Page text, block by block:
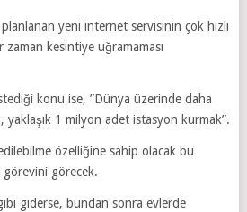
yeni internet servisinin çok hızlı
zaman kesintiye uğramaması
konu ise, ”Dünya üzerinde daha
yaklaşık 1 milyon adet istasyon kurmak”.
özelliğine sahip olacak bu
görecek.
giderse, bundan sonra evlerde